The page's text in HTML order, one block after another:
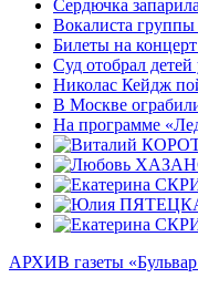
Сердючка
Вокалиста
Билеты на
Cуд отобрал
Николас Кейдж
В Москве
На программе
АРХИВ газеты «Бульвар